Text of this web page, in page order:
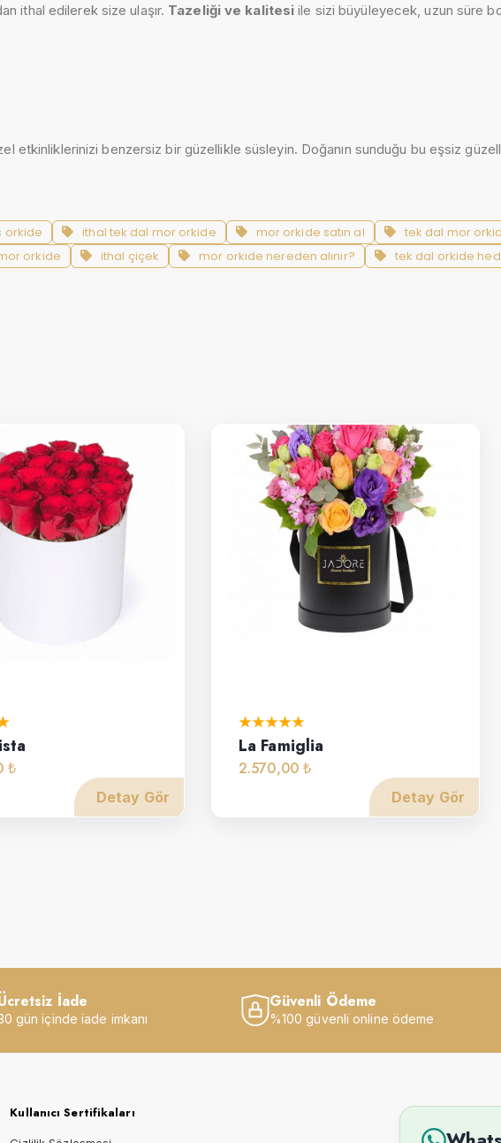
ithal edilerek size ulaşır. Tazeliği ve kalitesi ile sizi büyüleyecek, uzun süre
etkinliklerinizi benzersiz bir güzellikle süsleyin. Doğanın sunduğu bu eşsiz
orkide ithal tek dal mor orkide mor orkide satın al tek dal mor
orkide ithal çiçek mor orkide nereden alınır? tek dal orkide
₺
Detay Gör
La Famiglia
2.570,00 ₺
Detay Gör
İade
gün içinde iade imkanı
Güvenli Ödeme
%100 güvenli online ödeme
Kullanıcı Sertifikaları